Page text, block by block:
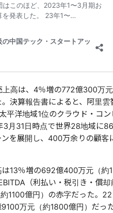
上高は、4％増の772億300万元
。決算報告書によると、阿里雲
平洋地域1位のクラウド・コン
3月31日時点で世界28地域に86
を展開し、400万余りの顧客
13％増の692億400万元（約1
（利払い・税引き・償却
1100億円）の赤字だった。22
万元（約1800億円）だっ